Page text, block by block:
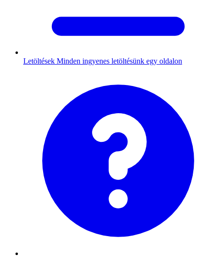
Letöltések Minden ingyenes letöltésünk egy oldalon